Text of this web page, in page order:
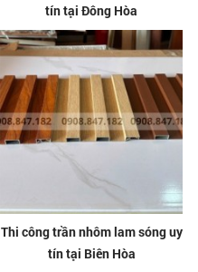
tín tại Đông Hòa
Thi công trần nhôm lam sóng uy
tín tại Biên Hòa